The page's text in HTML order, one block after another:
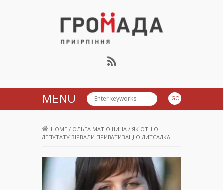
Громада Приірпіння
MENU
HOME / ОЛЬГА МАТЮШИНА / ЯК ОТЦЮ-
ДЕПУТАТУ ЗІРВАЛИ ПРИВАТИЗАЦІЮ ДИТСАДКА